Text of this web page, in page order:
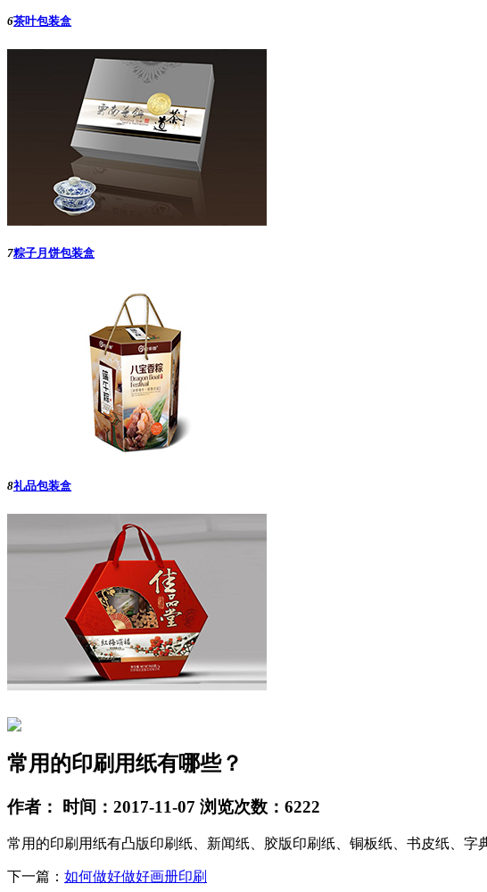
6茶叶包装盒
7粽子月饼包装盒
8礼品包装盒
常用的印刷用纸有哪些？
作者： 时间：2017-11-07 浏览次数：6222
常用的印刷用纸有凸版印刷纸、新闻纸、胶版印刷纸、铜板纸、书皮纸、字
下一篇： 如何做好做好画册印刷